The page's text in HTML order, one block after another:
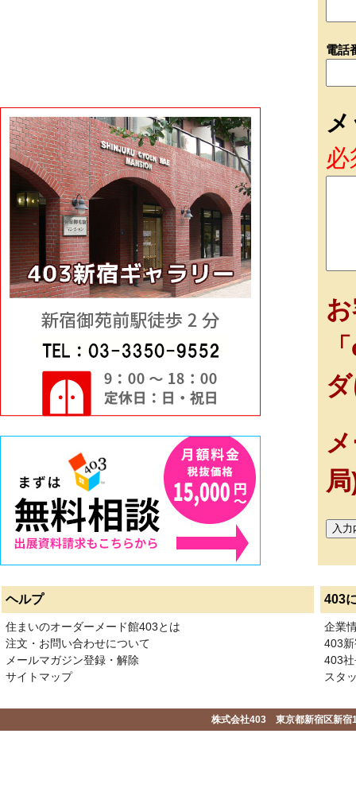
電話
必
ヘルプ 403
住まいのオーダーメード館403とは
注文・お問い合わせについて
メールマガジン登録・解除
サイトマップ
企業
403
403
スタ
株式会社403 東京都新宿区新